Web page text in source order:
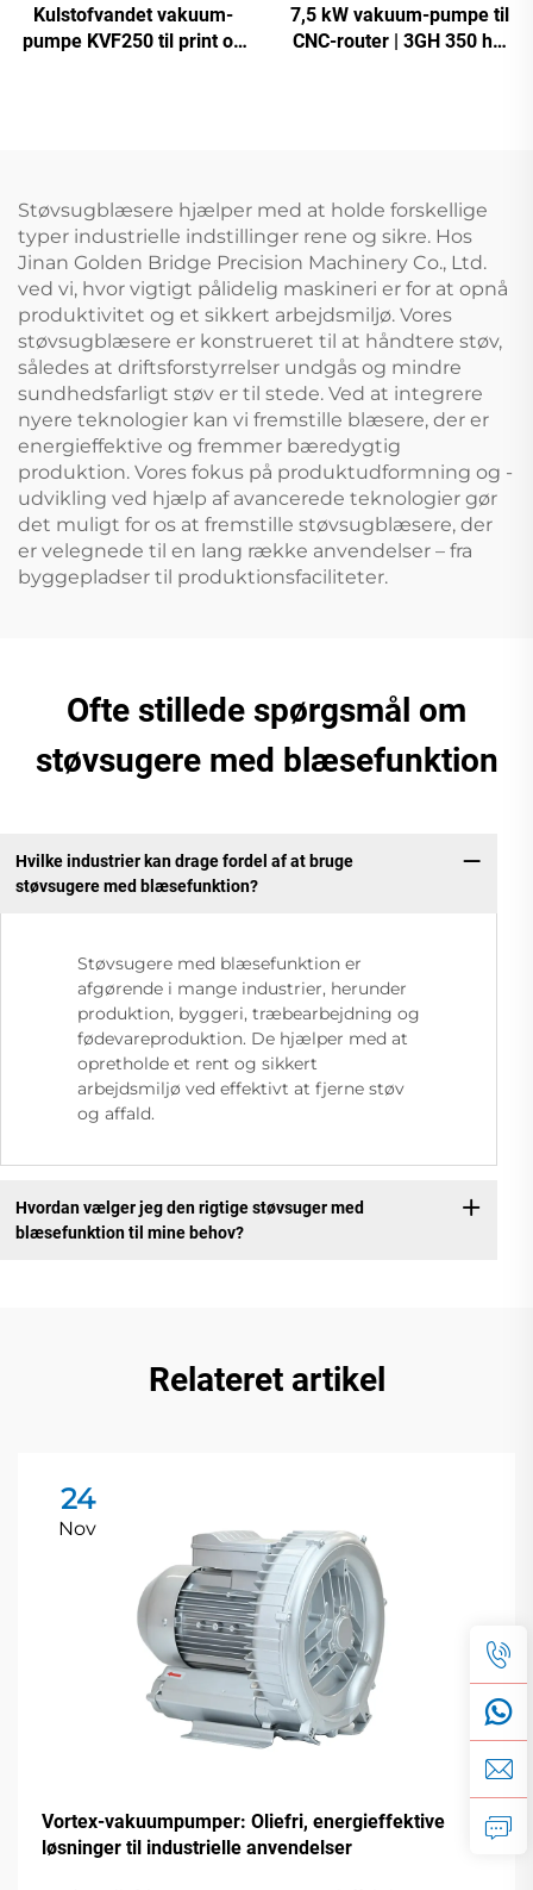
Kulstofvandet vakuum-
pumpe KVF250 til print og
7,5 kW vakuum-pumpe til
CNC-router | 3GH 350 høj
Støvsugblæsere hjælper med at holde forskellige
typer industrielle indstillinger rene og sikre. Hos
Jinan Golden Bridge Precision Machinery Co., Ltd.
ved vi, hvor vigtigt pålidelig maskineri er for at opnå
produktivitet og et sikkert arbejdsmiljø. Vores
støvsugblæsere er konstrueret til at håndtere støv,
således at driftsforstyrrelser undgås og mindre
sundhedsfarligt støv er til stede. Ved at integrere
nyere teknologier kan vi fremstille blæsere, der er
energieffektive og fremmer bæredygtig
produktion. Vores fokus på produktudformning og -
udvikling ved hjælp af avancerede teknologier gør
det muligt for os at fremstille støvsugblæsere, der
er velegnede til en lang række anvendelser – fra
byggepladser til produktionsfaciliteter.
Ofte stillede spørgsmål om
støvsugere med blæsefunktion
Hvilke industrier kan drage fordel af at bruge
støvsugere med blæsefunktion?
Støvsugere med blæsefunktion er
afgørende i mange industrier, herunder
produktion, byggeri, træbearbejdning og
fødevareproduktion. De hjælper med at
opretholde et rent og sikkert
arbejdsmiljø ved effektivt at fjerne støv
og affald.
Hvordan vælger jeg den rigtige støvsuger med
blæsefunktion til mine behov?
Relateret artikel
24
Nov
Vortex-vakuumpumper: Oliefri, energieffektive
løsninger til industrielle anvendelser